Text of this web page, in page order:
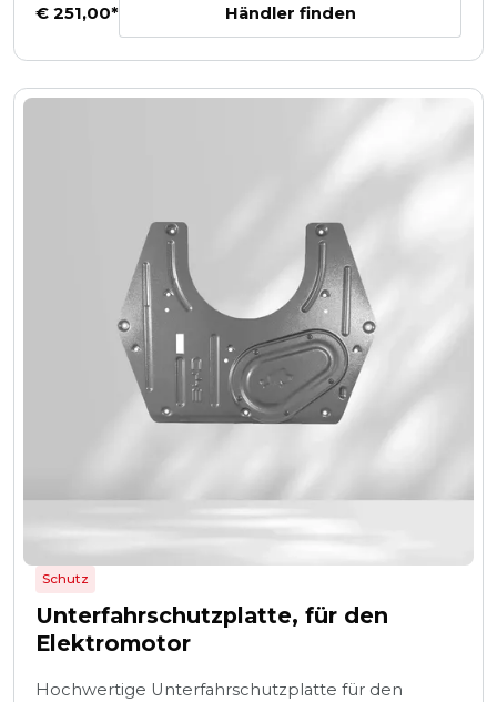
€ 251,00* Händler finden
Schutz
Unterfahrschutzplatte, für den
Elektromotor
Hochwertige Unterfahrschutzplatte für den